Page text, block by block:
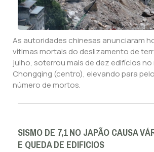
As autoridades chinesas anunciaram
vítimas mortais do deslizamento de
julho, soterrou mais de dez edifícios no
Chongqing (centro), elevando para
número de mortos.
SISMO DE 7,1 NO JAPÃO CAUSA
E QUEDA DE EDIFICIOS